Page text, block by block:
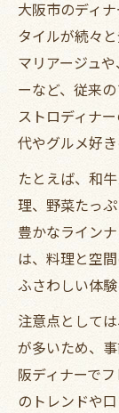
大阪市のディ
タイルが続々
マリアージュ
ーなど、従来
ストロディナ
代やグルメ好
たとえば、和
理、野菜たっ
豊かなライン
は、料理と空
ふさわしい体験
注意点として
が多いため、
阪ディナーで
のトレンドや